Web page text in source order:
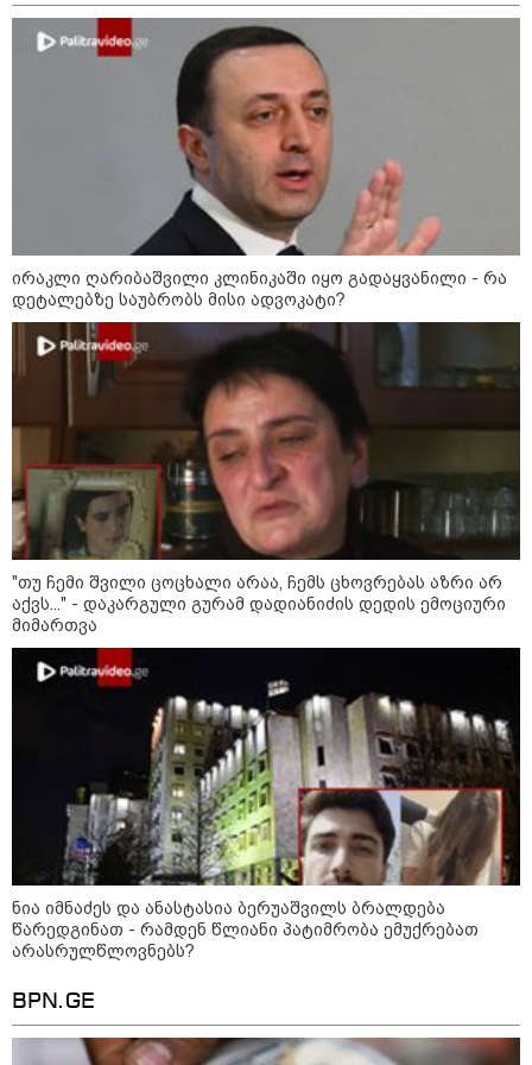
10:52 / 06-08-2026
ვაშინგტონს რაკეტების დეფიციტი აქვს? -
მედიის ცნობით, დონალდ ტრამპი პიტ
ჰეგსეთს დაუპირისპირდა: დეტალები
23:45 / 05-08-2026
ტრაგედია შოტლანდიაში - 35
წლის მამას 9 წლის
ქალიშვილის მკვლელობაში
ედება ბრალი
ლაიფციგის აეროპორტში
ახლოს ასაფეთქებელი
მოწყობილობით აღჭურვილი
დრონი აღმოაჩინეს - რას წერს
მედია
13:22 / 05-08-2026
საფრანგეთის სოფელში ტყის
ხანძრის შემდეგ მეორე
მსოფლიო ომის დროინდელი
ასობით ჭურვი აღმოაჩინეს -
"რიგრიგობით
ფეთქდებოდნენ..."
მოიგო, შემთხვევით ნაგავში
გადააგდო - ის დასუფთავების
ირაკლი ღარიბაშვილი კლინიკაში იყო გადაყვანილი - რა
დეტალებზე საუბრობს მისი ადვოკატი?
"თუ ჩემი შვილი ცოცხალი არაა, ჩემს ცხოვრებას აზრი არ
აქვს..." - დაკარგული გურამ დადიანიძის დედის ემოციური
მიმართვა
ნია იმნაძეს და ანასტასია ბერუაშვილს ბრალდება
წარედგინათ - რამდენ წლიანი პატიმრობა ემუქრებათ
არასრულწლოვნებს?
BPN.GE